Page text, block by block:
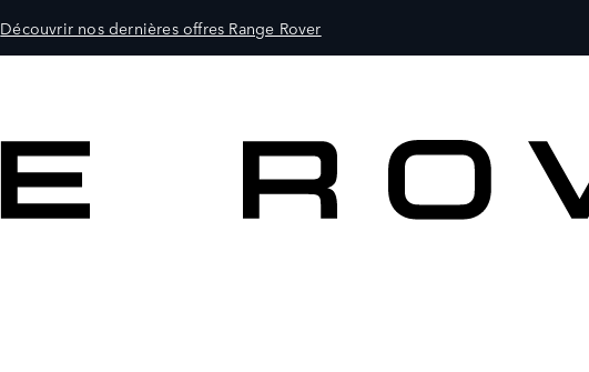
Découvrir nos dernières offres Range Rover